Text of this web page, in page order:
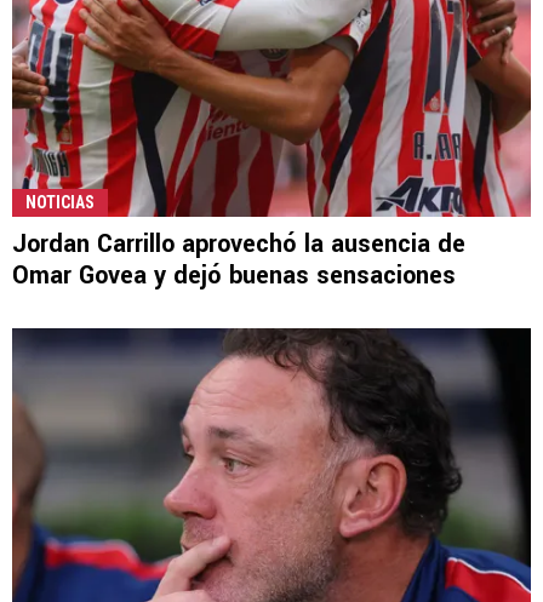
NOTICIAS
Jordan Carrillo aprovechó la ausencia de
Omar Govea y dejó buenas sensaciones